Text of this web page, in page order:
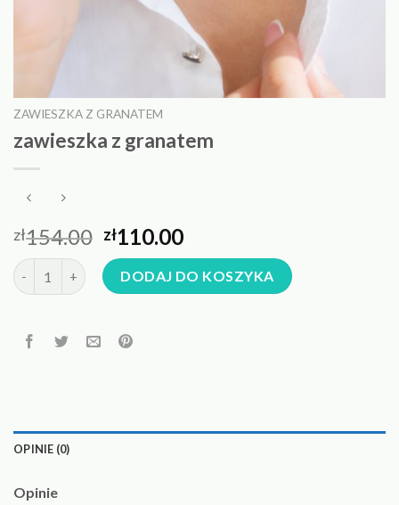
ZAWIESZKA Z GRANATEM
zawieszka z granatem
zł154.00 zł110.00
ilość zawieszka z granatemDODAJ DO KOSZYKA
OPINIE (0)
Opinie